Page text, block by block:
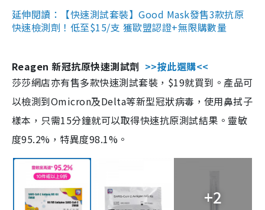
延伸閱讀：【快速測試套裝】Good Mask發售3款抗原
快速檢測劑！低至$15/支 獲歐盟認證+無限購數量
Reagen 新冠抗原快速測試劑 >>按此選購<<
莎莎網店亦有售多款快速測試套裝，$19就買到。產品可
以檢測到Omicron及Delta等新型冠狀病毒，使用鼻拭子
樣本，只需15分鐘就可以取得快速抗原測試結果。靈敏
度95.2%，特異度98.1%。
+2